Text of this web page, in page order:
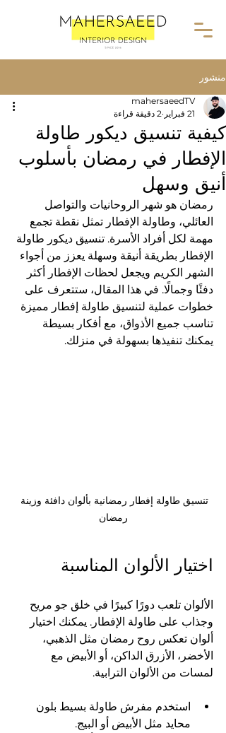
منشور
كيفية تنسيق ديكور طاولة
الإفطار في رمضان بأسلوب
أنيق وسهل
mahersaeedTV
21 فبراير
2 دقيقة قراءة
رمضان هو شهر الروحانيات والتواصل
العائلي، وطاولة الإفطار تمثل نقطة تجمع
مهمة لكل أفراد الأسرة. تنسيق ديكور طاولة
الإفطار بطريقة أنيقة وسهلة يعزز من أجواء
الشهر الكريم ويجعل لحظات الإفطار أكثر
دفئًا وجمالًا. في هذا المقال، ستتعرف على
خطوات عملية لتنسيق طاولة إفطار مميزة
تناسب جميع الأذواق، مع أفكار بسيطة
يمكنك تنفيذها بسهولة في منزلك.
تنسيق طاولة إفطار رمضانية بألوان دافئة وزينة
رمضان
اختيار الألوان المناسبة
الألوان تلعب دورًا كبيرًا في خلق جو مريح
وجذاب على طاولة الإفطار. يمكنك اختيار
ألوان تعكس روح رمضان مثل الذهبي،
الأخضر، الأزرق الداكن، أو الأبيض مع
لمسات من الألوان الترابية.
استخدم مفرش طاولة بسيط بلون
محايد مثل الأبيض أو البيج.